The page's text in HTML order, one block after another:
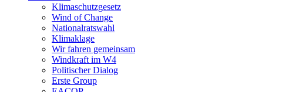
Klimaschutzgesetz
Wind of Change
Nationalratswahl
Klimaklage
Wir fahren gemeinsam
Windkraft im W4
Politischer Dialog
Erste Group